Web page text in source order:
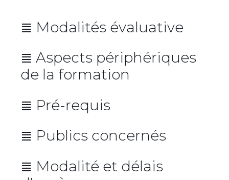
faire de nos consultants et partenaires.
Christophe Clouzeau
jours consécutifs
≣ Modalités évaluative
≣ Aspects périphériques
de la formation
≣ Pré-requis
≣ Publics concernés
≣ Modalité et délais